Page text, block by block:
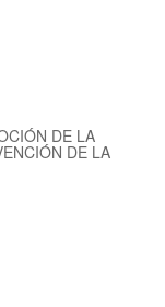
DE LA
DE LA